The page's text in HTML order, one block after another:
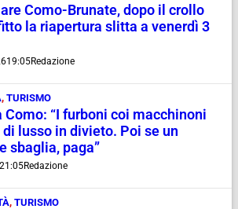
Como-Brunate, dopo il crollo
la riapertura slitta a venerdì 3
19:05Redazione
,TURISMO
Como: “I furboni coi macchinoni
lusso in divieto. Poi se un
sbaglia, paga”
21:05Redazione
,TURISMO